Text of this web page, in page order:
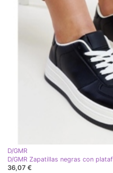
D/GMR
D/GMR Zapatillas negras con
36,07 €